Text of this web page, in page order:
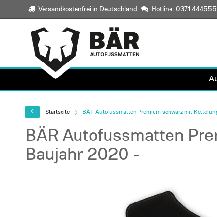
Versandkostenfrei in Deutschland Hotline: 0371
Startseite BÄR Autofussmatten Premium schwarz mit
BÄR Autofussmatten
Baujahr 2020 -